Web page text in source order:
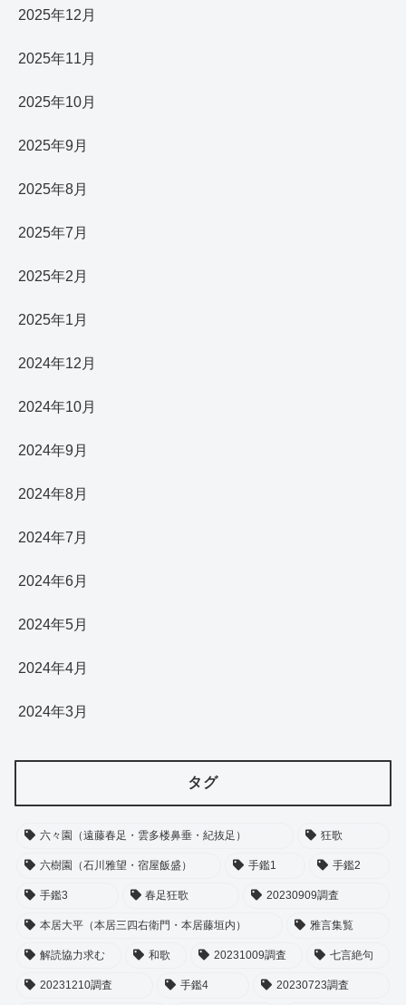
2025年12月
2025年11月
2025年10月
2025年9月
2025年8月
2025年7月
2025年2月
2025年1月
2024年12月
2024年10月
2024年9月
2024年8月
2024年7月
2024年6月
2024年5月
2024年4月
2024年3月
タグ
六々園（遠藤春足・雲多楼鼻垂・紀抜足） 狂歌
六樹園（石川雅望・宿屋飯盛） 手鑑1 手鑑2
手鑑3 春足狂歌 20230909調査
本居大平（本居三四右衛門・本居藤垣内） 雅言集覧
解読協力求む 和歌 20231009調査 七言絶句
20231210調査 手鑑4 20230723調査